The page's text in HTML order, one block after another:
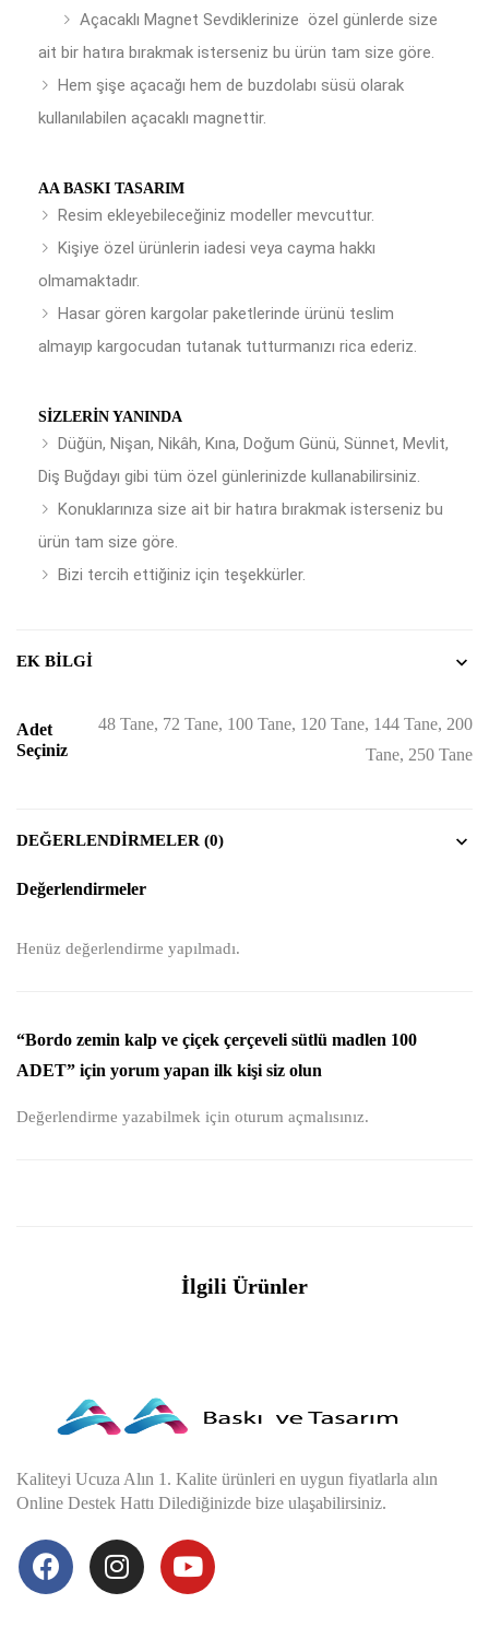
Açacaklı Magnet Sevdiklerinize özel günlerde size
ait bir hatıra bırakmak isterseniz bu ürün tam size göre.
Hem şişe açacağı hem de buzdolabı süsü olarak
kullanılabilen açacaklı magnettir.
AA BASKI TASARIM
Resim ekleyebileceğiniz modeller mevcuttur.
Kişiye özel ürünlerin iadesi veya cayma hakkı
olmamaktadır.
Hasar gören kargolar paketlerinde ürünü teslim
almayıp kargocudan tutanak tutturmanızı rica ederiz.
SIZLERIN YANINDA
Düğün, Nişan, Nikâh, Kına, Doğum Günü, Sünnet, Mevlit,
Diş Buğdayı gibi tüm özel günlerinizde kullanabilirsiniz.
Konuklarınıza size ait bir hatıra bırakmak isterseniz bu
ürün tam size göre.
Bizi tercih ettiğiniz için teşekkürler.
EK BILGI
Adet
Seçiniz
48 Tane, 72 Tane, 100 Tane, 120 Tane, 144 Tane, 200
Tane, 250 Tane
DEĞERLENDIRMELER (0)
Değerlendirmeler
Henüz değerlendirme yapılmadı.
“Bordo zemin kalp ve çiçek çerçeveli sütlü madlen 100
ADET” için yorum yapan ilk kişi siz olun
Değerlendirme yazabilmek için oturum açmalısınız.
İlgili Ürünler
Kaliteyi Ucuza Alın 1. Kalite ürünleri en uygun fiyatlarla alın
Online Destek Hattı Dilediğinizde bize ulaşabilirsiniz.